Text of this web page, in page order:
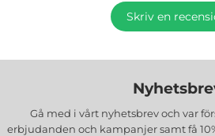
Skriv en
Gå med i vårt nyhetsbrev och var
erbjudanden och kampanjer samt få